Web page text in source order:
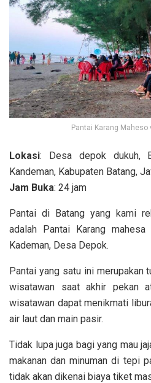
Pantai Karang Maheso
Lokasi: Desa depok dukuh,
Kandeman, Kabupaten Batang,
Jam Buka: 24 jam
Pantai di Batang yang kami
adalah Pantai Karang
Kademan, Desa Depok.
Pantai yang satu ini merupakan
wisatawan saat akhir pekan
wisatawan dapat menikmati
air laut dan main pasir.
Tidak lupa juga bagi yang mau
makanan dan minuman di tepi
tidak akan dikenai biaya tiket